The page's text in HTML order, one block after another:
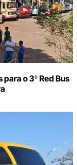
o 3º Red Bus